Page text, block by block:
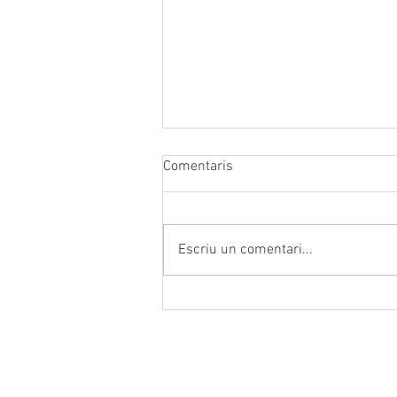
Comentaris
Escriu un comentari...